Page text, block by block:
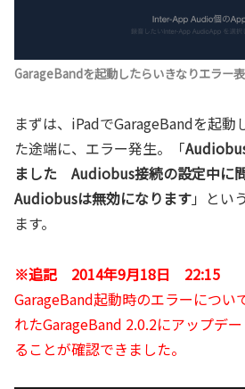
GarageBandを起動したらいきなりエラー
まずは、iPadでGarageBandを起動
た途端に、エラー発生。「
ました Audiobus接続の設定中に
Audiobusは無効になります」とい
ます。
※追記 2014年9月18日 22:15
GarageBand起動時のエラーについ
れたGarageBand 2.0.2にアップデ
ることが確認できました。